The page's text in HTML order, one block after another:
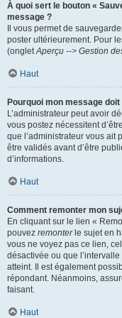
À quoi sert le bouton «
message ?
Il vous permet de
poster ultérieurement. Pour
(ongletAperçu --> Gestion
Haut
Pourquoi mon message
L’administrateur peut avoir
vous postez nécessitent
que l’administrateur vous ait
être validés avant d’être
d’informations.
Haut
Comment remonter mon
En cliquant sur le lien «
pouvez remonterle sujet en
vous ne voyez pas ce lien,
désactivée ou que
atteint. Il est également
répondant. Néanmoins,
faisant.
Haut